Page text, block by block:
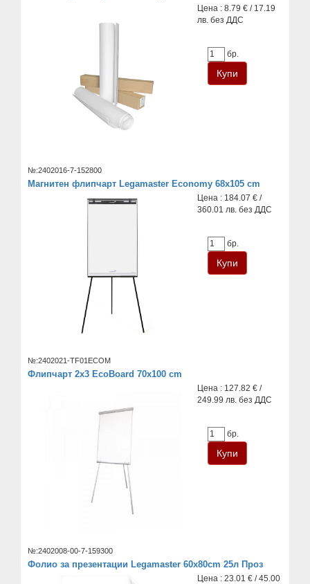
Цена : 8.79 € / 17.19
лв. без ДДС
бр.
№:2402016-7-152800
Магнитен флипчарт Legamaster Economy 68x105 cm
Цена : 184.07 € /
360.01 лв. без ДДС
бр.
№:2402021-TF01ECOM
Флипчарт 2x3 EcoBoard 70x100 cm
Цена : 127.82 € /
249.99 лв. без ДДС
бр.
№:2402008-00-7-159300
Фолио за презентации Legamaster 60x80cm 25л Проз
Цена : 23.01 € / 45.00